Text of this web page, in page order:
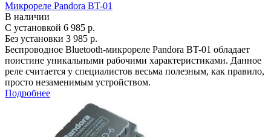
Микрореле Pandora BT-01
В наличии
С установкой 6 985 р.
Без установки 3 985 р.
Беспроводное Bluetooth-микрореле Pandora BT-01 обладает
поистине уникальными рабочими характеристиками. Данное
реле считается у специалистов весьма полезным, как правило,
просто незаменимым устройством.
Подробнее